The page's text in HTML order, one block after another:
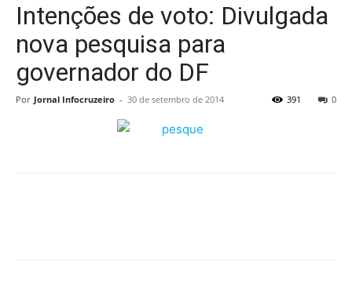
Intenções de voto: Divulgada
nova pesquisa para
governador do DF
Por Jornal Infocruzeiro - 30 de setembro de 2014 0
391